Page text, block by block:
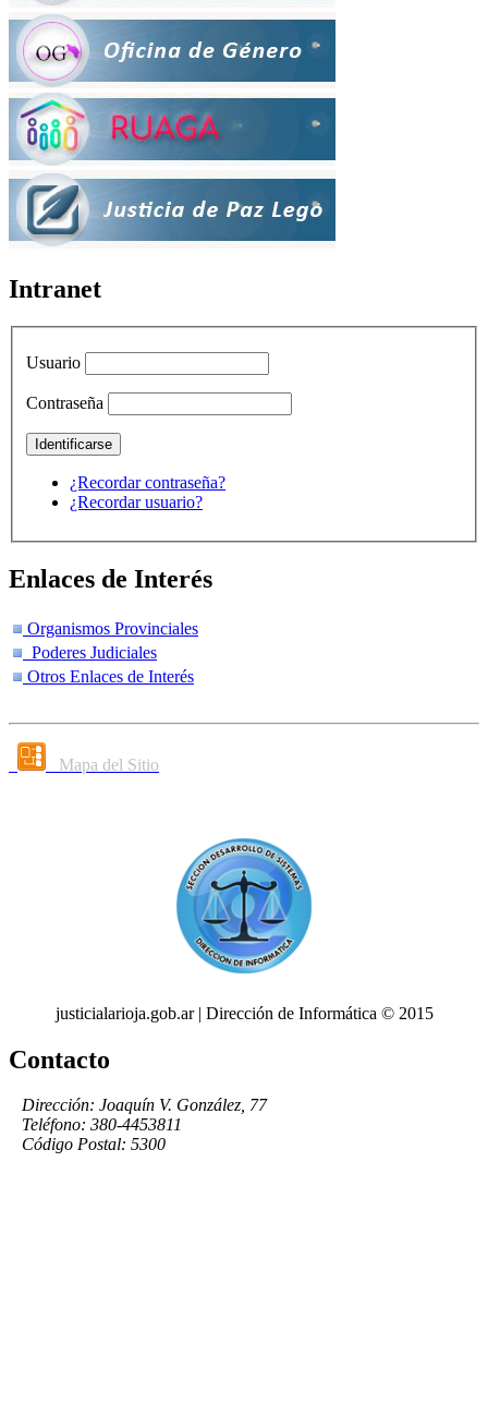
Intranet
Usuario
Contraseña
¿Recordar contraseña?
¿Recordar usuario?
Enlaces de Interés
Organismos Provinciales
Poderes Judiciales
Otros Enlaces de Interés
Mapa del Sitio
justicialarioja.gob.ar | Dirección de Informática © 2015
Contacto
Dirección: Joaquín V. González, 77
Teléfono: 380-4453811
Código Postal: 5300